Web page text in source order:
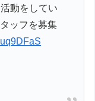
動をしてい
ッフを募集